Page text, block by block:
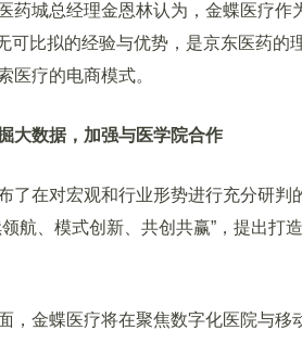
城总经理金恩林认为，金蝶医疗作
可比拟的经验与优势，是京东医药的
医疗的电商模式。
大数据，加强与医学院合作
在对宏观和行业形势进行充分研判
航、模式创新、共创共赢”，提出打
金蝶医疗将在聚焦数字化医院与移